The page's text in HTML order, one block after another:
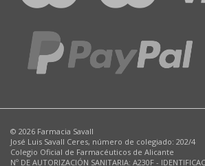
© 2026 Farmacia Savall
José Luis Savall Ceres, número de colegiado: 202/4
Colegio Oficial de Farmacéuticos de Alicante
Nº DE AUTORIZACIÓN SANITARIA: A230F -